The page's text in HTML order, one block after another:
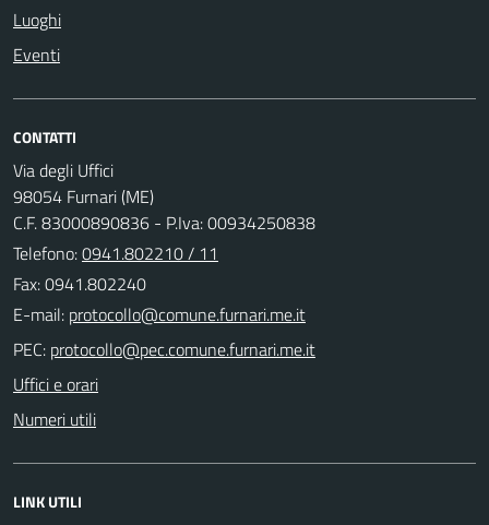
Luoghi
Eventi
CONTATTI
Via degli Uffici
98054 Furnari (ME)
C.F. 83000890836 - P.Iva: 00934250838
Telefono:0941.802210 / 11
Fax: 0941.802240
E-mail:
PEC:
Uffici e orari
Numeri utili
LINK UTILI